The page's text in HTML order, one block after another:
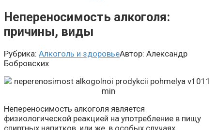
Непереносимость алкоголя:
причины, виды
Рубрика: Алкоголь и здоровьеАвтор: Александр
Бобровских
Непереносимость алкоголя является
физиологической реакцией на употребление в пищу